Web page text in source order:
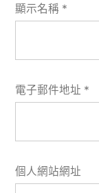
顯示名稱 *
電子郵件地址 *
個人網站網址